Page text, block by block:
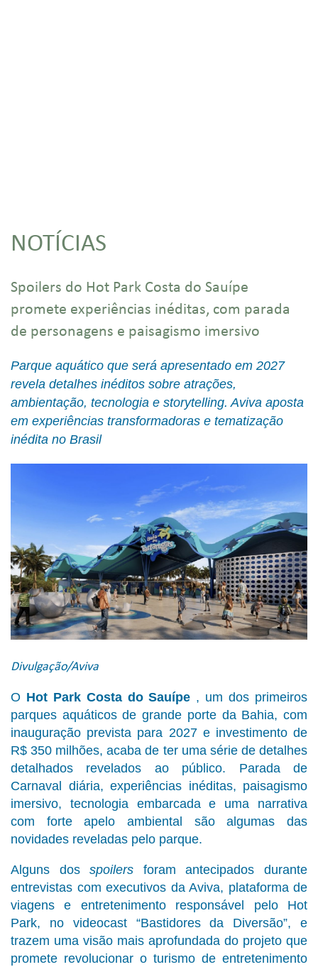
NOTÍCIAS
Spoilers do Hot Park Costa do Sauípe
promete experiências inéditas, com parada
de personagens e paisagismo imersivo
Parque aquático que será apresentado em 2027
revela detalhes inéditos sobre atrações,
ambientação, tecnologia e storytelling. Aviva aposta
em experiências transformadoras e tematização
inédita no Brasil
Divulgação/Aviva
O Hot Park Costa do Sauípe , um dos primeiros
parques aquáticos de grande porte da Bahia, com
inauguração prevista para 2027 e investimento de
R$ 350 milhões, acaba de ter uma série de detalhes
detalhados revelados ao público. Parada de
Carnaval diária, experiências inéditas, paisagismo
imersivo, tecnologia embarcada e uma narrativa
com forte apelo ambiental são algumas das
novidades reveladas pelo parque.
Alguns dosspoilers foram antecipados durante
entrevistas com executivos da Aviva, plataforma de
viagens e entretenimento responsável pelo Hot
Park, no videocast “Bastidores da Diversão”, e
trazem uma visão mais aprofundada do projeto que
promete revolucionar o turismo de entretenimento